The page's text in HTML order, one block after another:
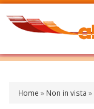
Home » Non in vista »